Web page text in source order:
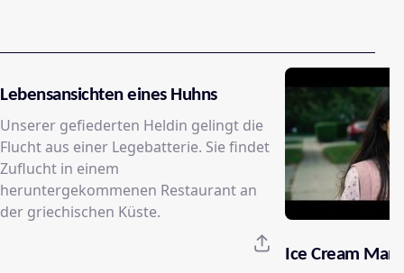
Lebensansichten eines Huhns
Unserer gefiederten Heldin gelingt die
Flucht aus einer Legebatterie. Sie findet
Zuflucht in einem
heruntergekommenen Restaurant an
der griechischen Küste.
Ice Cream Man